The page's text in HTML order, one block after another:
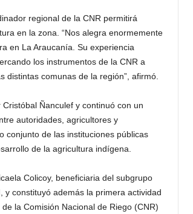
regional de la CNR permitirá
en la zona. “Nos alegra enormemente
en La Araucanía. Su experiencia
los instrumentos de la CNR a
comunas de la región”, afirmó.
Ñanculef y continuó con un
autoridades, agricultores y
conjunto de las instituciones públicas
de la agricultura indígena.
Colicoy, beneficiaria del subgrupo
y constituyó además la primera actividad
la Comisión Nacional de Riego (CNR)